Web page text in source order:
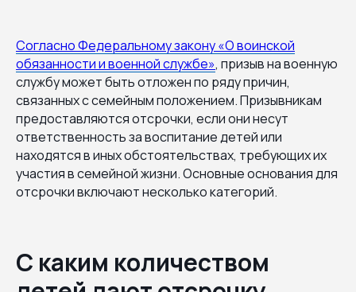
Согласно Федеральному закону «О воинской
обязанности и военной службе», призыв на военную
службу может быть отложен по ряду причин,
связанных с семейным положением. Призывникам
предоставляются отсрочки, если они несут
ответственность за воспитание детей или
находятся в иных обстоятельствах, требующих их
участия в семейной жизни. Основные основания для
отсрочки включают несколько категорий.
С каким количеством